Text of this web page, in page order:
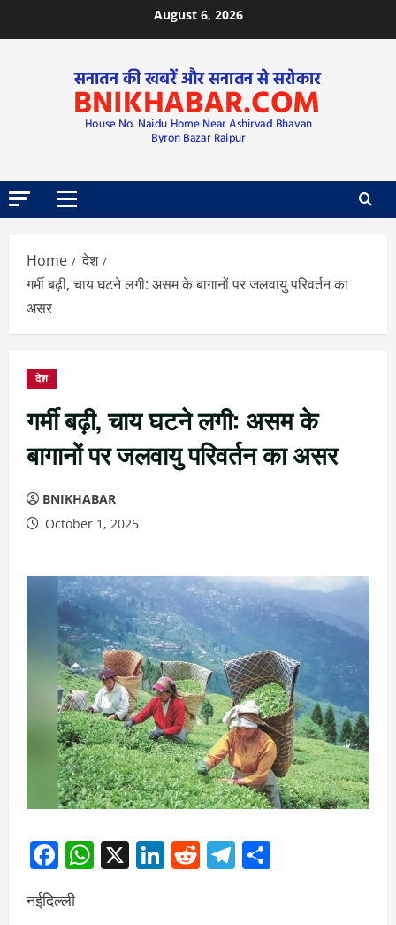
August 6, 2026
Home
देश
गर्मी बढ़ी, चाय घटने लगी: असम के बागानों पर जलवायु परिवर्तन का
असर
देश
गर्मी बढ़ी, चाय घटने लगी: असम के
बागानों पर जलवायु परिवर्तन का असर
BNIKHABAR
October 1, 2025
Facebook
WhatsApp
X LinkedIn
RedditTelegram
नईदिल्ली